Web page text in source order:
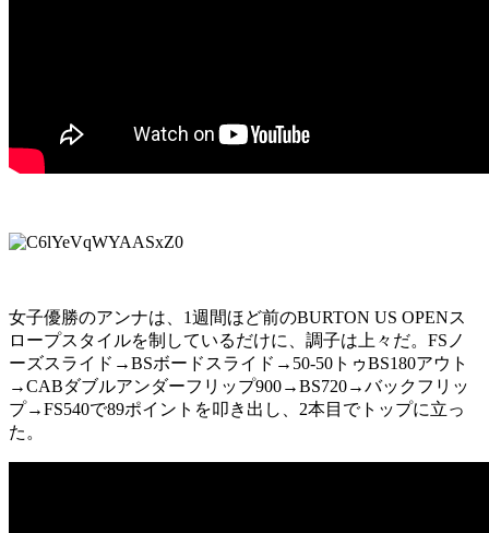
女子優勝のアンナは、1週間ほど前のBURTON US OPENス
ロープスタイルを制しているだけに、調子は上々だ。FSノ
ーズスライド→BSボードスライド→50-50トゥBS180アウト
→CABダブルアンダーフリップ900→BS720→バックフリッ
プ→FS540で89ポイントを叩き出し、2本目でトップに立っ
た。